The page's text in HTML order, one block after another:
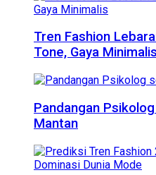
Tren Fashion
Tone, Gaya Minimalis
Pandangan
Mantan